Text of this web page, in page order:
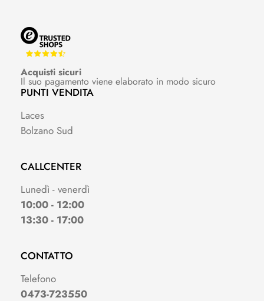
Acquisti sicuri
Il suo pagamento viene elaborato in modo sicuro
PUNTI VENDITA
Laces
Bolzano Sud
CALLCENTER
Lunedì - venerdì
10:00 - 12:00
13:30 - 17:00
CONTATTO
Telefono
0473-723550